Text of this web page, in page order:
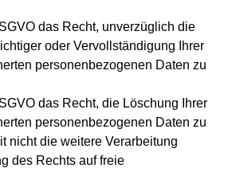
das Recht, unverzüglich die
oder Vervollständigung Ihrer
personenbezogenen Daten zu
das Recht, die Löschung Ihrer
personenbezogenen Daten zu
nicht die weitere Verarbeitung
des Rechts auf freie